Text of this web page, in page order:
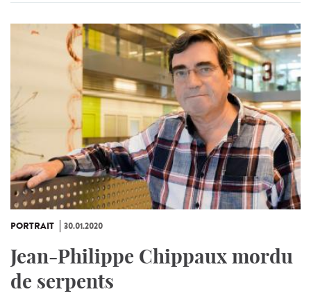
PORTRAIT 30.01.2020
Jean-Philippe Chippaux mordu
de serpents